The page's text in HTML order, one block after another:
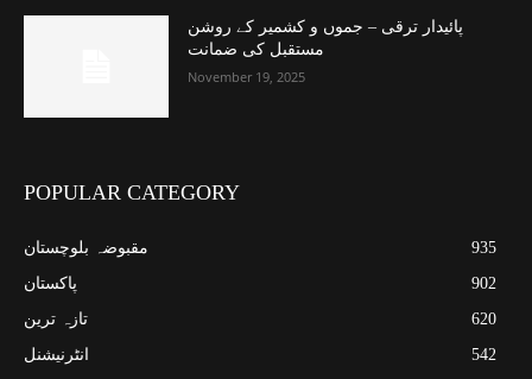
پائیدار ترقی – جموں و کشمیر کے روشن
مستقبل کی ضمانت
November 19, 2025
POPULAR CATEGORY
مقبوضہ بلوچستان
935
پاکستان
902
تازہ ترین
620
انٹرنیشنل
542